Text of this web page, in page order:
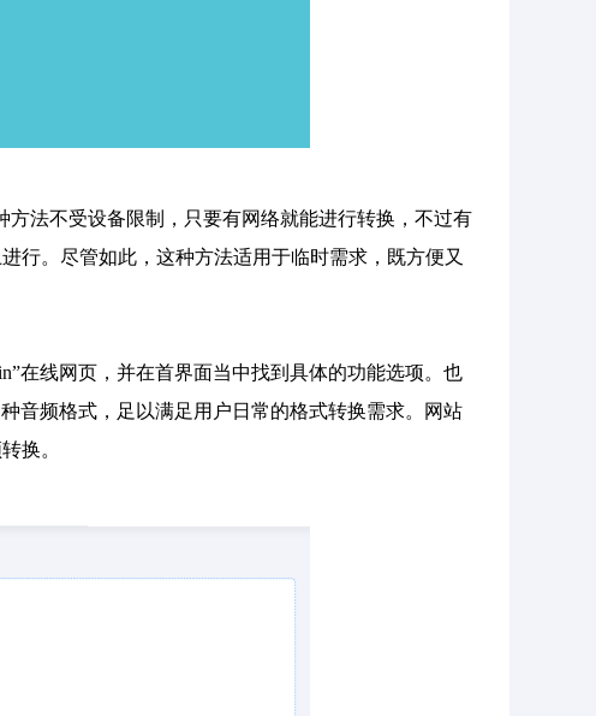
方法不受设备限制，只要有网络就能进行转换，不过有
行。尽管如此，这种方法适用于临时需求，既方便又
在线网页，并在首界面当中找到具体的功能选项。也
音频格式，足以满足用户日常的格式转换需求。网站
换。